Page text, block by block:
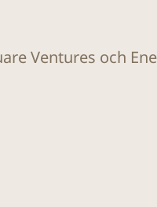
Ventures och